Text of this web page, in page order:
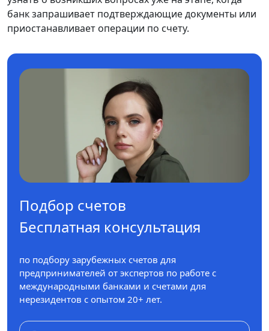
банк запрашивает подтверждающие документы или
приостанавливает операции по счету.
Подбор счетов
Бесплатная консультация
по подбору зарубежных счетов для
предпринимателей от экспертов по работе с
международными банками и счетами для
нерезидентов с опытом 20+ лет.